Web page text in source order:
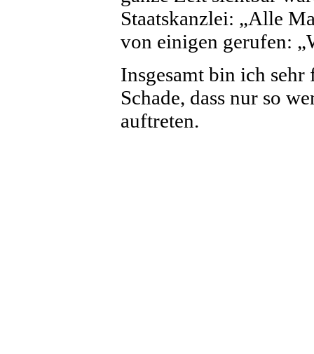
Staatskanzlei: „Alle
von einigen gerufen:
Insgesamt bin ich
Schade, dass nur so
auftreten.